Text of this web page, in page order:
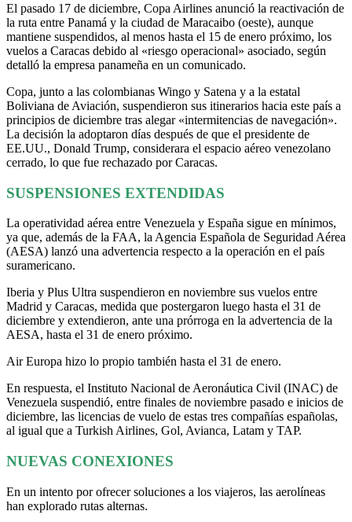
El pasado 17 de diciembre, Copa Airlines anunció la reactivación de
la ruta entre Panamá y la ciudad de Maracaibo (oeste), aunque
mantiene suspendidos, al menos hasta el 15 de enero próximo, los
vuelos a Caracas debido al «riesgo operacional» asociado, según
detalló la empresa panameña en un comunicado.
Copa, junto a las colombianas Wingo y Satena y a la estatal
Boliviana de Aviación, suspendieron sus itinerarios hacia este país a
principios de diciembre tras alegar «intermitencias de navegación».
La decisión la adoptaron días después de que el presidente de
EE.UU., Donald Trump, considerara el espacio aéreo venezolano
cerrado, lo que fue rechazado por Caracas.
SUSPENSIONES EXTENDIDAS
La operatividad aérea entre Venezuela y España sigue en mínimos,
ya que, además de la FAA, la Agencia Española de Seguridad Aérea
(AESA) lanzó una advertencia respecto a la operación en el país
suramericano.
Iberia y Plus Ultra suspendieron en noviembre sus vuelos entre
Madrid y Caracas, medida que postergaron luego hasta el 31 de
diciembre y extendieron, ante una prórroga en la advertencia de la
AESA, hasta el 31 de enero próximo.
Air Europa hizo lo propio también hasta el 31 de enero.
En respuesta, el Instituto Nacional de Aeronáutica Civil (INAC) de
Venezuela suspendió, entre finales de noviembre pasado e inicios de
diciembre, las licencias de vuelo de estas tres compañías españolas,
al igual que a Turkish Airlines, Gol, Avianca, Latam y TAP.
NUEVAS CONEXIONES
En un intento por ofrecer soluciones a los viajeros, las aerolíneas
han explorado rutas alternas.